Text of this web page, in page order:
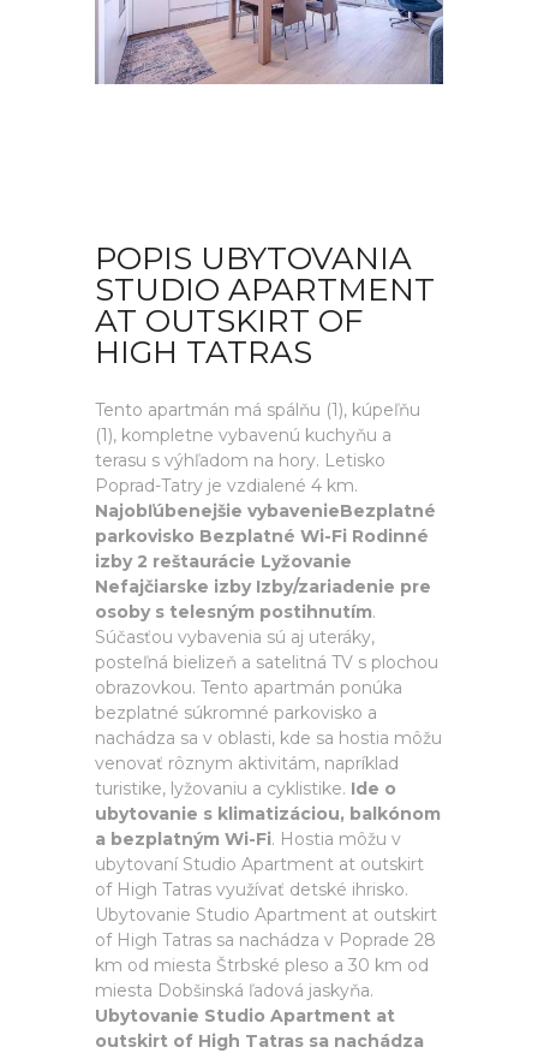
POPIS UBYTOVANIA
STUDIO APARTMENT
AT OUTSKIRT OF
HIGH TATRAS
Tento apartmán má spálňu (1), kúpeľňu
(1), kompletne vybavenú kuchyňu a
terasu s výhľadom na hory. Letisko
Poprad-Tatry je vzdialené 4 km.
Najobľúbenejšie vybavenieBezplatné
parkovisko Bezplatné Wi-Fi Rodinné
izby 2 reštaurácie Lyžovanie
Nefajčiarske izby Izby/zariadenie pre
osoby s telesným postihnutím.
Súčasťou vybavenia sú aj uteráky,
posteľná bielizeň a satelitná TV s plochou
obrazovkou. Tento apartmán ponúka
bezplatné súkromné parkovisko a
nachádza sa v oblasti, kde sa hostia môžu
venovať rôznym aktivitám, napríklad
turistike, lyžovaniu a cyklistike. Ide o
ubytovanie s klimatizáciou, balkónom
a bezplatným Wi-Fi. Hostia môžu v
ubytovaní Studio Apartment at outskirt
of High Tatras využívať detské ihrisko.
Ubytovanie Studio Apartment at outskirt
of High Tatras sa nachádza v Poprade 28
km od miesta Štrbské pleso a 30 km od
miesta Dobšinská ľadová jaskyňa.
Ubytovanie Studio Apartment at
outskirt of High Tatras sa nachádza